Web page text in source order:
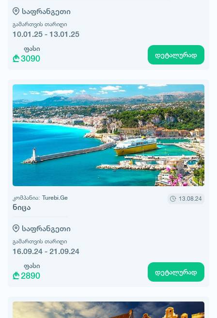
საფრანგეთი
გამართვის თარიღი
10.01.25 - 13.01.25
ფასი
3090 დეტალურად
კომპანია: Turebi.Ge
ნიცა
13.08.24
საფრანგეთი
გამართვის თარიღი
16.09.24 - 21.09.24
ფასი
2890 დეტალურად